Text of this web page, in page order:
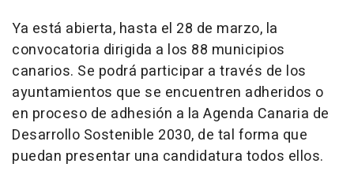
Ya está abierta, hasta el 28 de marzo, la
convocatoria dirigida a los 88 municipios
canarios. Se podrá participar a través de los
ayuntamientos que se encuentren adheridos o
en proceso de adhesión a la Agenda Canaria de
Desarrollo Sostenible 2030, de tal forma que
puedan presentar una candidatura todos ellos.